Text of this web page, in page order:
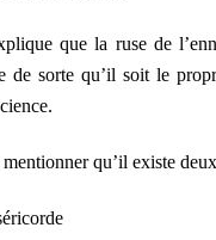
que la ruse de
de sorte qu’il soit le
qu’il existe